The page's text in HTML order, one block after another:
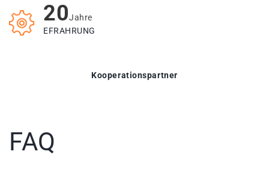
20Jahre
EFRAHRUNG
Kooperationspartner
FAQ